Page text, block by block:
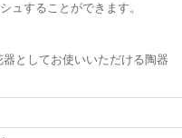
ュすることができます。
としてお使いいただける陶器